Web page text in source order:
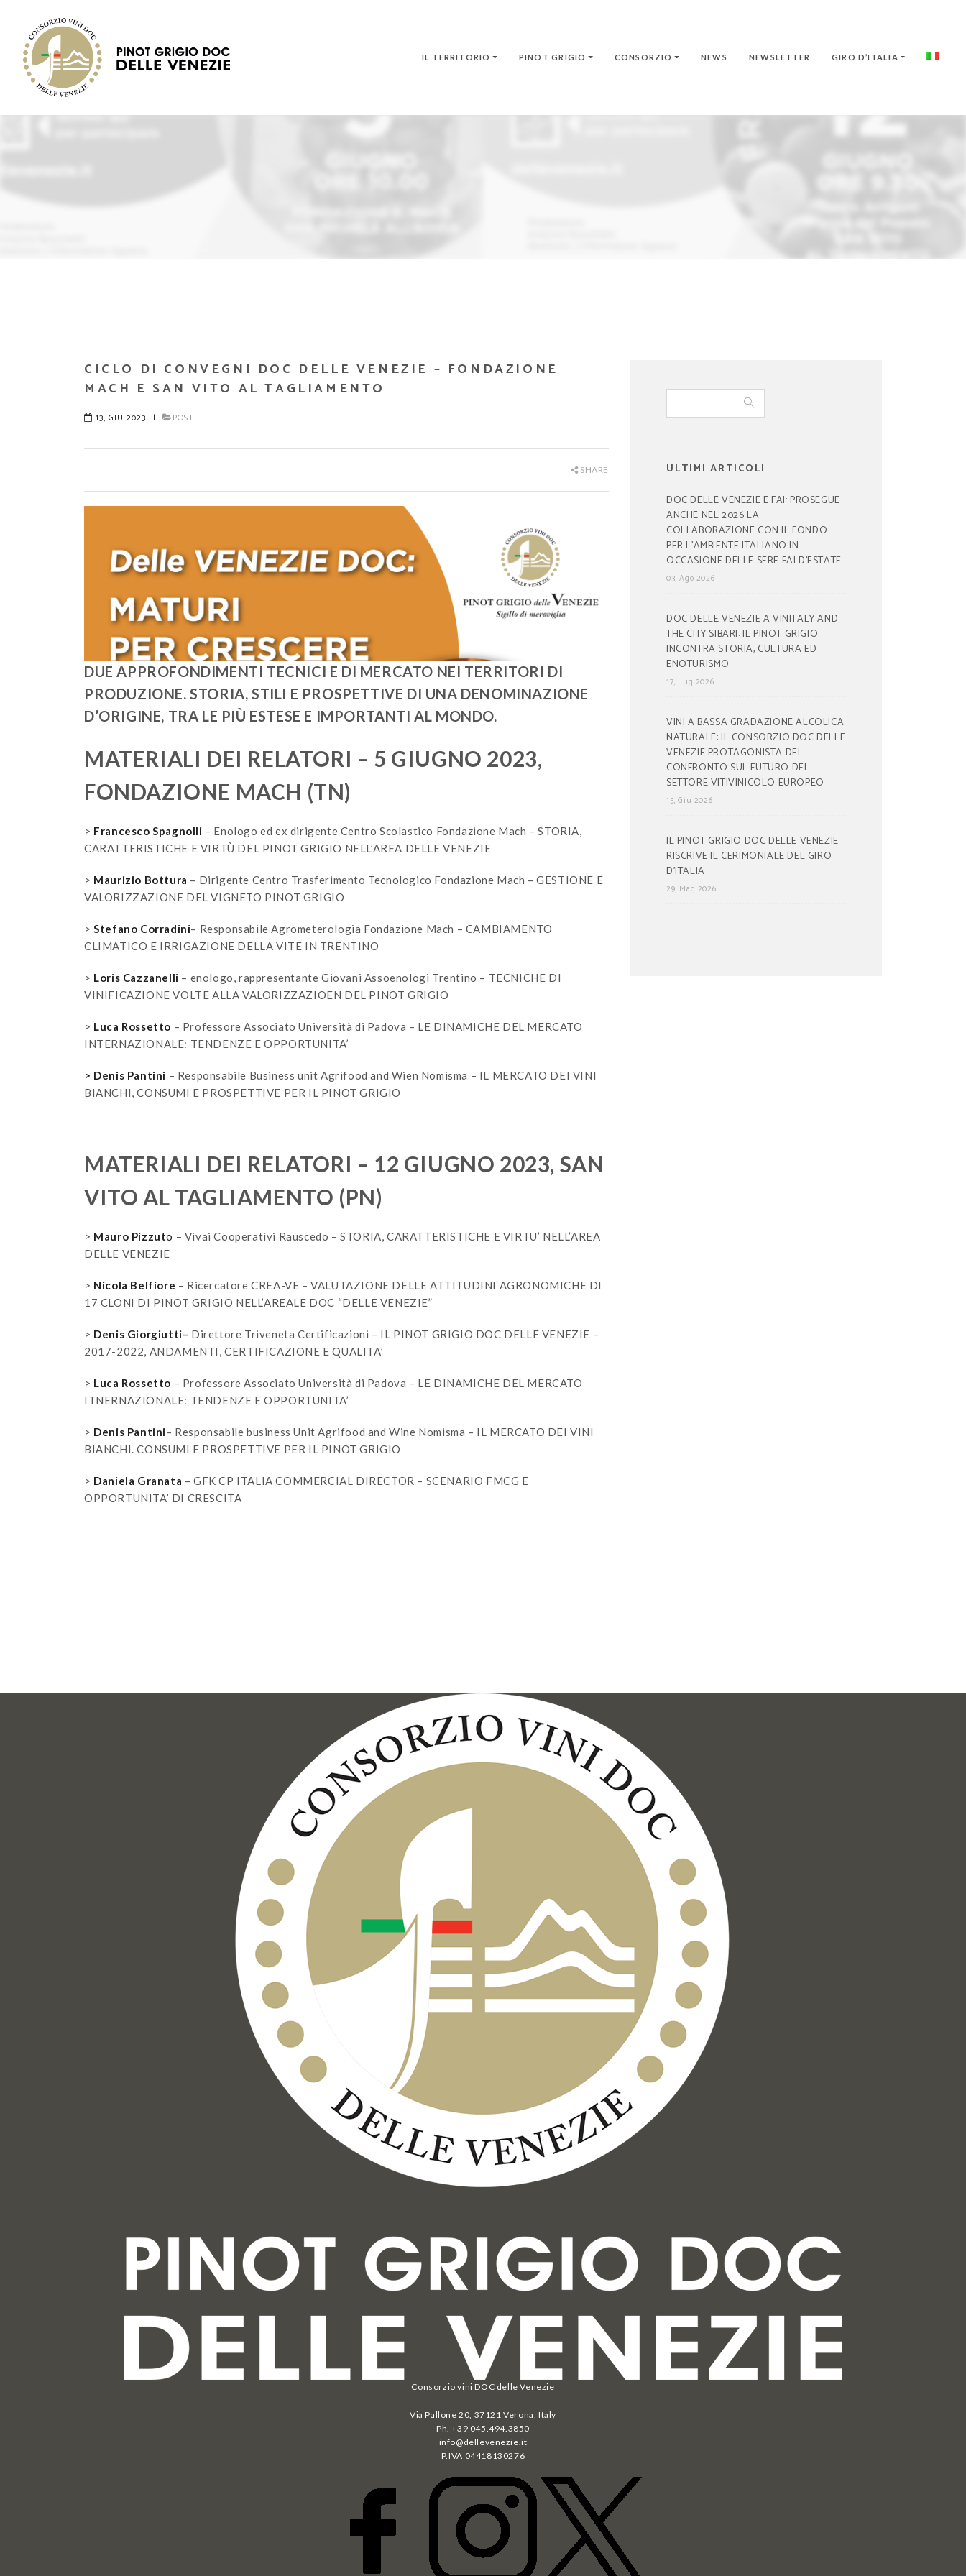
IL TERRITORIO PINOT GRIGIO CONSORZIO NEWS NEWSLETTER GIRO D’ITALIA
CICLO DI CONVEGNI DOC DELLE VENEZIE – FONDAZIONE
MACH E SAN VITO AL TAGLIAMENTO
13, GIU 2023 | POST
SHARE
DUE APPROFONDIMENTI TECNICI E DI MERCATO NEI TERRITORI DI
PRODUZIONE. STORIA, STILI E PROSPETTIVE DI UNA DENOMINAZIONE
D’ORIGINE, TRA LE PIÙ ESTESE E IMPORTANTI AL MONDO.
MATERIALI DEI RELATORI – 5 GIUGNO 2023,
FONDAZIONE MACH (TN)
> Francesco Spagnolli – Enologo ed ex dirigente Centro Scolastico Fondazione Mach – STORIA,
CARATTERISTICHE E VIRTÙ DEL PINOT GRIGIO NELL’AREA DELLE VENEZIE
> Maurizio Bottura – Dirigente Centro Trasferimento Tecnologico Fondazione Mach – GESTIONE E
VALORIZZAZIONE DEL VIGNETO PINOT GRIGIO
>Stefano Corradini– Responsabile Agrometerologia Fondazione Mach – CAMBIAMENTO
CLIMATICO E IRRIGAZIONE DELLA VITE IN TRENTINO
> Loris Cazzanelli – enologo, rappresentante Giovani Assoenologi Trentino – TECNICHE DI
VINIFICAZIONE VOLTE ALLA VALORIZZAZIOEN DEL PINOT GRIGIO
> Luca Rossetto – Professore Associato Università di Padova – LE DINAMICHE DEL MERCATO
INTERNAZIONALE: TENDENZE E OPPORTUNITA’
> Denis Pantini – Responsabile Business unit Agrifood and Wien Nomisma – IL MERCATO DEI VINI
BIANCHI, CONSUMI E PROSPETTIVE PER IL PINOT GRIGIO
MATERIALI DEI RELATORI – 12 GIUGNO 2023, SAN
VITO AL TAGLIAMENTO (PN)
> Mauro Pizzuto – Vivai Cooperativi Rauscedo – STORIA, CARATTERISTICHE E VIRTU’ NELL’AREA
DELLE VENEZIE
> Nicola Belfiore – Ricercatore CREA-VE – VALUTAZIONE DELLE ATTITUDINI AGRONOMICHE DI
17 CLONI DI PINOT GRIGIO NELL’AREALE DOC “DELLE VENEZIE”
> Denis Giorgiutti– Direttore Triveneta Certificazioni – IL PINOT GRIGIO DOC DELLE VENEZIE –
2017-2022, ANDAMENTI, CERTIFICAZIONE E QUALITA’
> Luca Rossetto – Professore Associato Università di Padova – LE DINAMICHE DEL MERCATO
ITNERNAZIONALE: TENDENZE E OPPORTUNITA’
> Denis Pantini– Responsabile business Unit Agrifood and Wine Nomisma – IL MERCATO DEI VINI
BIANCHI. CONSUMI E PROSPETTIVE PER IL PINOT GRIGIO
> Daniela Granata – GFK CP ITALIA COMMERCIAL DIRECTOR – SCENARIO FMCG E
OPPORTUNITA’ DI CRESCITA
ULTIMI ARTICOLI
DOC DELLE VENEZIE E FAI: PROSEGUE
ANCHE NEL 2026 LA
COLLABORAZIONE CON IL FONDO
PER L’AMBIENTE ITALIANO IN
OCCASIONE DELLE SERE FAI D’ESTATE
03, Ago 2026
DOC DELLE VENEZIE A VINITALY AND
THE CITY SIBARI: IL PINOT GRIGIO
INCONTRA STORIA, CULTURA ED
ENOTURISMO
17, Lug 2026
VINI A BASSA GRADAZIONE ALCOLICA
NATURALE: IL CONSORZIO DOC DELLE
VENEZIE PROTAGONISTA DEL
CONFRONTO SUL FUTURO DEL
SETTORE VITIVINICOLO EUROPEO
15, Giu 2026
IL PINOT GRIGIO DOC DELLE VENEZIE
RISCRIVE IL CERIMONIALE DEL GIRO
D’ITALIA
29, Mag 2026
Consorzio vini DOC delle Venezie
Via Pallone 20, 37121 Verona, Italy
Ph. +39 045.494.3850
info@dellevenezie.it
P.IVA 04418130276